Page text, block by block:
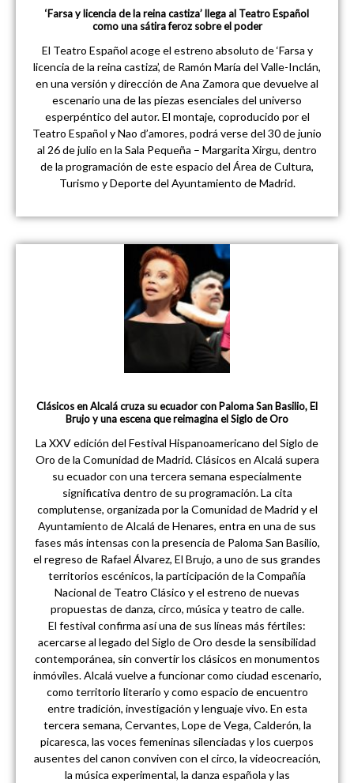
‘Farsa y licencia de la reina castiza’ llega al Teatro Español
como una sátira feroz sobre el poder
El Teatro Español acoge el estreno absoluto de ‘Farsa y
licencia de la reina castiza’, de Ramón María del Valle-Inclán,
en una versión y dirección de Ana Zamora que devuelve al
escenario una de las piezas esenciales del universo
esperpéntico del autor. El montaje, coproducido por el
Teatro Español y Nao d’amores, podrá verse del 30 de junio
al 26 de julio en la Sala Pequeña – Margarita Xirgu, dentro
de la programación de este espacio del Área de Cultura,
Turismo y Deporte del Ayuntamiento de Madrid.
Clásicos en Alcalá cruza su ecuador con Paloma San Basilio, El
Brujo y una escena que reimagina el Siglo de Oro
La XXV edición del Festival Hispanoamericano del Siglo de
Oro de la Comunidad de Madrid. Clásicos en Alcalá supera
su ecuador con una tercera semana especialmente
significativa dentro de su programación. La cita
complutense, organizada por la Comunidad de Madrid y el
Ayuntamiento de Alcalá de Henares, entra en una de sus
fases más intensas con la presencia de Paloma San Basilio,
el regreso de Rafael Álvarez, El Brujo, a uno de sus grandes
territorios escénicos, la participación de la Compañía
Nacional de Teatro Clásico y el estreno de nuevas
propuestas de danza, circo, música y teatro de calle.
El festival confirma así una de sus líneas más fértiles:
acercarse al legado del Siglo de Oro desde la sensibilidad
contemporánea, sin convertir los clásicos en monumentos
inmóviles. Alcalá vuelve a funcionar como ciudad escenario,
como territorio literario y como espacio de encuentro
entre tradición, investigación y lenguaje vivo. En esta
tercera semana, Cervantes, Lope de Vega, Calderón, la
picaresca, las voces femeninas silenciadas y los cuerpos
ausentes del canon conviven con el circo, la videocreación,
la música experimental, la danza española y las